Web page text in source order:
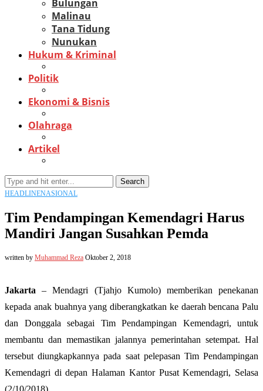
Bulungan
Malinau
Tana Tidung
Nunukan
Hukum & Kriminal
Politik
Ekonomi & Bisnis
Olahraga
Artikel
Search
HEADLINENASIONAL
Tim Pendampingan Kemendagri Harus
Mandiri Jangan Susahkan Pemda
written by Muhammad Reza Oktober 2, 2018
Jakarta – Mendagri (Tjahjo Kumolo) memberikan penekanan
kepada anak buahnya yang diberangkatkan ke daerah bencana Palu
dan Donggala sebagai Tim Pendampingan Kemendagri, untuk
membantu dan memastikan jalannya pemerintahan setempat. Hal
tersebut diungkapkannya pada saat pelepasan Tim Pendampingan
Kemendagri di depan Halaman Kantor Pusat Kemendagri, Selasa
(2/10/2018).